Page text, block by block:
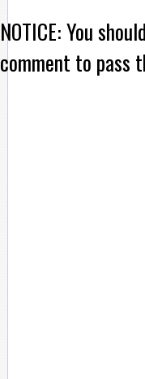
NOTICE:You
comment to pass